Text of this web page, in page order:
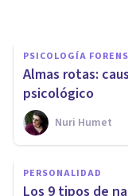
PSICOLOGÍA
​Almas rotas:
psicológico
Nuri Humet
PERSONALIDAD
Los 9 tipos de
PAREJA
causa, y